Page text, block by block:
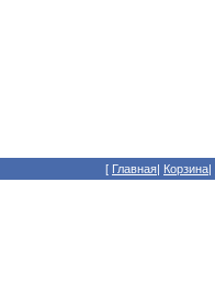
[ Главная| Корзина|